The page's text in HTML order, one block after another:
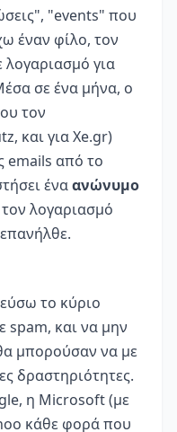
"events" που
έναν φίλο, τον
για
σε ένα μήνα, ο
τον
και για Xe.gr)
emails από το
έναανώνυμο
τον λογαριασμό
το κύριο
spam, και να μην
μπορούσαν να με
δραστηριότητες.
η Microsoft (με
κάθε φορά που